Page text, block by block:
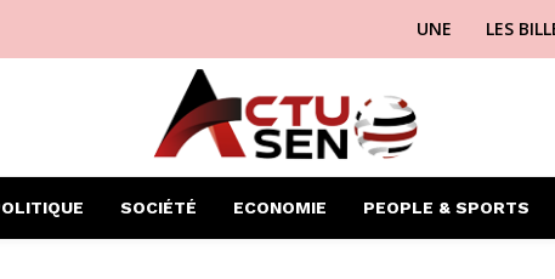
UNE LES
SOCIÉTÉ ECONOMIE PEOPLE & SPORTS